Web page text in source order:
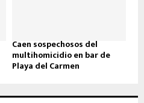
Caen sospechosos del
multihomicidio en bar de
Playa del Carmen